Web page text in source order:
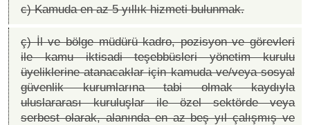
c) Kamuda en az 5 yıllık hizmeti bulunmak.
ç) İl ve bölge müdürü kadro, pozisyon ve görevleri
ile kamu iktisadi teşebbüsleri yönetim kurulu
üyeliklerine atanacaklar için kamuda ve/veya sosyal
güvenlik kurumlarına tabi olmak kaydıyla
uluslararası kuruluşlar ile özel sektörde veya
serbest olarak, alanında en az beş yıl çalışmış ve